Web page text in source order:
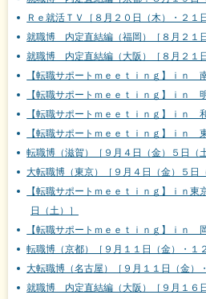
Ｒｅ就活ＴＶ［８月２０日（木）・２１
就職博 内定直結編（福岡）［８月２１
就職博 内定直結編（大阪）［８月２１
【転職サポートｍｅｅｔｉｎｇ】ｉｎ
【転職サポートｍｅｅｔｉｎｇ】ｉｎ
【転職サポートｍｅｅｔｉｎｇ】ｉｎ
【転職サポートｍｅｅｔｉｎｇ】ｉｎ
転職博（滋賀）［９月４日（金）５日（土
大転職博（東京）［９月４日（金）５日
【転職サポートｍｅｅｔｉｎｇ】ｉｎ東
日（土）］
【転職サポートｍｅｅｔｉｎｇ】ｉｎ
転職博（京都）［９月１１日（金）・１
大転職博（名古屋）［９月１１日（金）
就職博 内定直結編（大阪）［９月１６